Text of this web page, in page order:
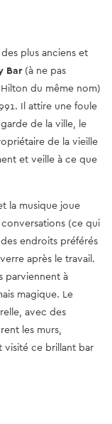
plus anciens et
Bar(à ne pas
du même nom)
Il attire une foule
de la ville, le
de la vieille
et veille à ce que
la musique joue
(ce qui
endroits préférés
après le travail.
parviennent à
magique. Le
avec des
les murs,
visité ce brillant bar